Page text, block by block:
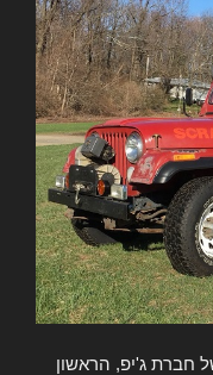
הטנדר של חברת ג'יפ, הראשון